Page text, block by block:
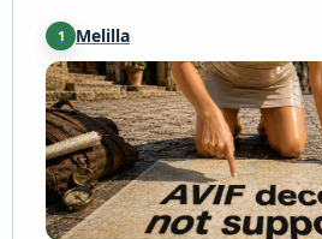
1 Melilla
Melilla·73 km